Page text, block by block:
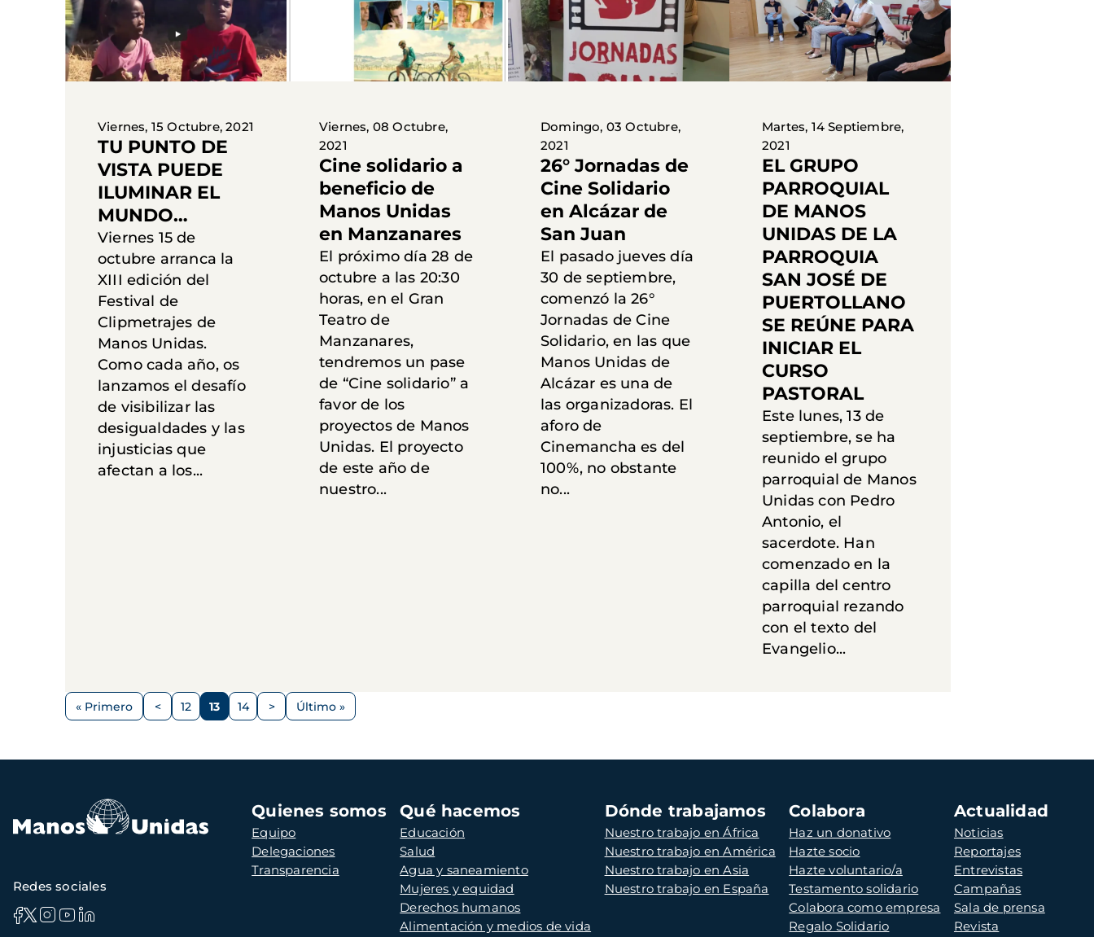
Viernes, 15 Octubre, 2021
TU PUNTO DE
VISTA PUEDE
ILUMINAR EL
MUNDO…
Viernes 15 de
octubre arranca la
XIII edición del
Festival de
Clipmetrajes de
Manos Unidas.
Como cada año, os
lanzamos el desafío
de visibilizar las
desigualdades y las
injusticias que
afectan a los...
Viernes, 08 Octubre,
2021
Cine solidario a
beneficio de
Manos Unidas
en Manzanares
El próximo día 28 de
octubre a las 20:30
horas, en el Gran
Teatro de
Manzanares,
tendremos un pase
de “Cine solidario” a
favor de los
proyectos de Manos
Unidas. El proyecto
de este año de
nuestro...
Domingo, 03 Octubre,
2021
26° Jornadas de
Cine Solidario
en Alcázar de
San Juan
El pasado jueves día
30 de septiembre,
comenzó la 26°
Jornadas de Cine
Solidario, en las que
Manos Unidas de
Alcázar es una de
las organizadoras. El
aforo de
Cinemancha es del
100%, no obstante
no...
Martes, 14 Septiembre,
2021
EL GRUPO
PARROQUIAL
DE MANOS
UNIDAS DE LA
PARROQUIA
SAN JOSÉ DE
PUERTOLLANO
SE REÚNE PARA
INICIAR EL
CURSO
PASTORAL
Este lunes, 13 de
septiembre, se ha
reunido el grupo
parroquial de Manos
Unidas con Pedro
Antonio, el
sacerdote. Han
comenzado en la
capilla del centro
parroquial rezando
con el texto del
Evangelio...
Paginación
Primera
« Primero
Página
< Página
12 Página
13 Página
14
Siguiente
>
Última
Último »
Navegación
principal
Quienes somos
Equipo
Delegaciones
Transparencia
Qué hacemos
Educación
Salud
Agua y saneamiento
Mujeres y equidad
Derechos humanos
Alimentación y medios de vida
Dónde trabajamos
Nuestro trabajo en África
Nuestro trabajo en América
Nuestro trabajo en Asia
Nuestro trabajo en España
Colabora
Haz un donativo
Hazte socio
Hazte voluntario/a
Testamento solidario
Colabora como empresa
Regalo Solidario
Actualidad
Noticias
Reportajes
Entrevistas
Campañas
Sala de prensa
Revista
Redes sociales